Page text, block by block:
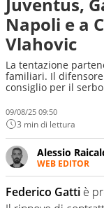
Napoli e a
Vlahovic
La tentazione
familiari. Il
consiglio per il serbo
09/08/25 09:50
3 min di lettura
Alessio
WEB EDITOR
Un figlio che
di proprietà
irrinunciabile
Federico Gatti è